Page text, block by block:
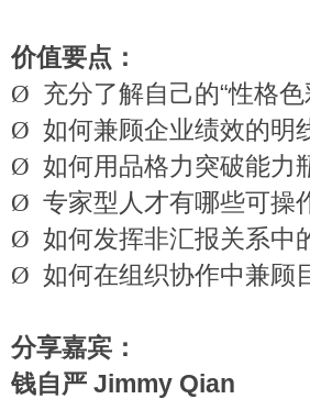
价值要点：
Ø 充分了解自己的“性格
Ø 如何兼顾企业绩效的明
Ø 如何用品格力突破能力
Ø 专家型人才有哪些可操
Ø 如何发挥非汇报关系中
Ø 如何在组织协作中兼顾
分享嘉宾：
钱自严 Jimmy Qian